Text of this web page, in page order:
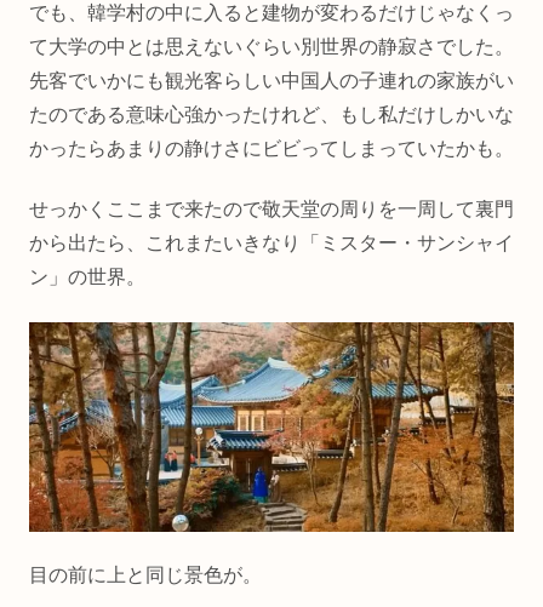
でも、韓学村の中に入ると建物が変わるだけじゃなくっ
て大学の中とは思えないぐらい別世界の静寂さでした。
先客でいかにも観光客らしい中国人の子連れの家族がい
たのである意味心強かったけれど、もし私だけしかいな
かったらあまりの静けさにビビってしまっていたかも。
せっかくここまで来たので敬天堂の周りを一周して裏門
から出たら、これまたいきなり「ミスター・サンシャイ
ン」の世界。
目の前に上と同じ景色が。